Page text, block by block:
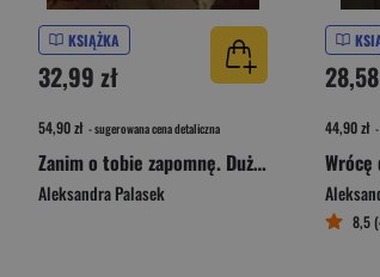
KSIĄŻKA
32,99 zł
54,90 zł - sugerowana cena detaliczna
Zanim o tobie zapomnę. Duże Litery wyd. 2026
Aleksandra Palasek
44,90 zł
8,5